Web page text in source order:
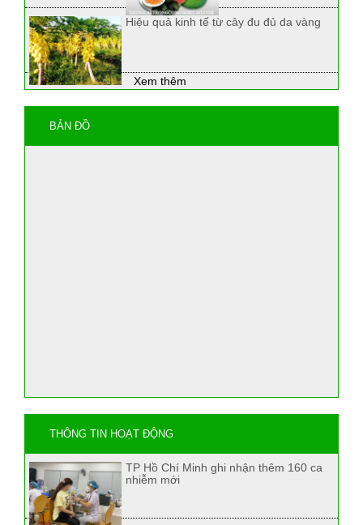
Hiệu quả kinh tế từ cây đu đủ da vàng
Xem thêm
BẢN ĐỒ
THÔNG TIN HOẠT ĐỘNG
TP Hồ Chí Minh ghi nhận thêm 160 ca
nhiễm mới